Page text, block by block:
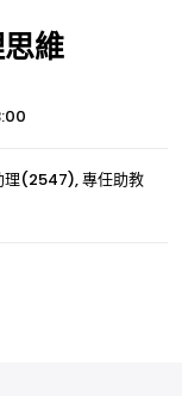
維
(2547), 專任助教